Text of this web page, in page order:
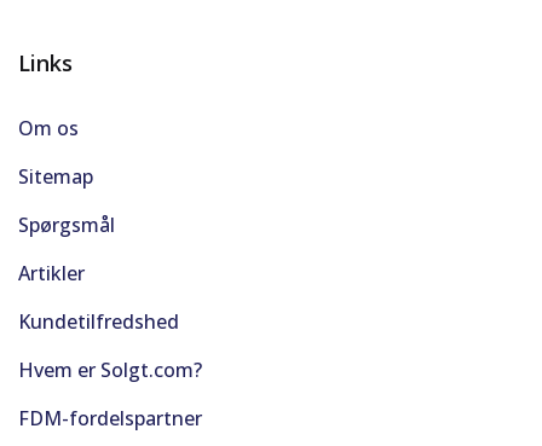
Links
Om os
Sitemap
Spørgsmål
Artikler
Kundetilfredshed
Hvem er Solgt.com?
FDM-fordelspartner